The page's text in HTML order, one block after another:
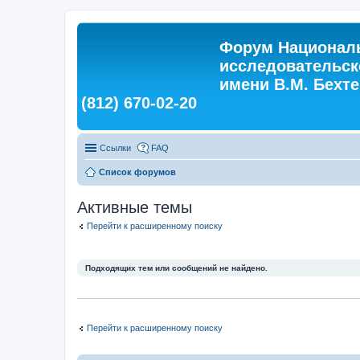
Форум
имени В.М.
(812) 670-02-20
Ссылки FAQ
Список форумов
Активные темы
Перейти к расширенному поиску
Подходящих тем или сообщений не найдено.
Перейти к расширенному поиску